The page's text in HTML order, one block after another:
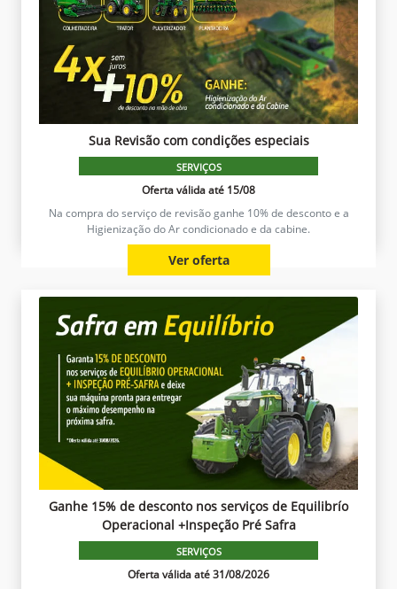
Sua Revisão com condições especiais
SERVIÇOS
Oferta válida até 15/08
Na compra do serviço de revisão ganhe 10% de desconto e a
Higienização do Ar condicionado e da cabine.
Ver oferta
Ganhe 15% de desconto nos serviços de Equilibrío
Operacional +Inspeção Pré Safra
SERVIÇOS
Oferta válida até 31/08/2026